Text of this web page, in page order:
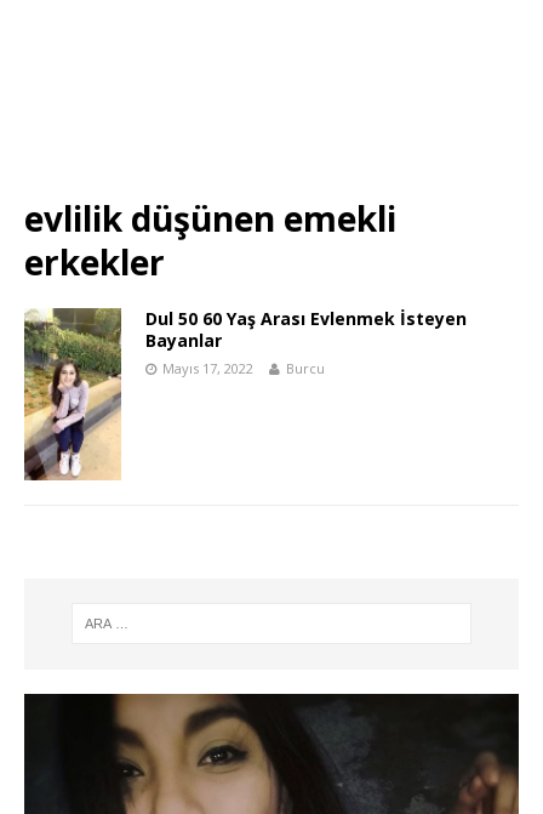
evlilik düşünen emekli
erkekler
Dul 50 60 Yaş Arası Evlenmek İsteyen
Bayanlar
Mayıs 17, 2022 Burcu